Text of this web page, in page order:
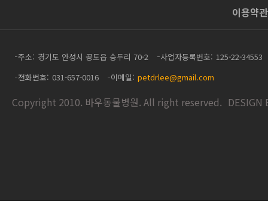
이용약관
주소 경기도 안성시 공도읍 승두리 70-2 사업자등록번호 125-22-34553
전화번호 031-657-0016 이메일 petdrlee@gmail.com
Copyright 2010. 바우동물병원. All right reserved. DESIGN